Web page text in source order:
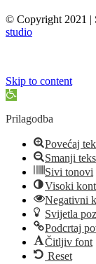
© Copyright 2021 |
studio
Skip to content
Open
Prilagodba
Povećaj
Smanji
Sivi tonovi
Visoki
Negativni
Svijetla
Podcrtaj
Čitljiv font
Reset